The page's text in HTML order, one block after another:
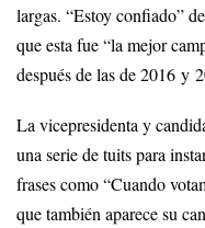
largas. “Estoy confiado”
que esta fue “la mejor
después de las de 2016 y
La vicepresidenta y
una serie de tuits para
frases como “Cuando
que también aparece su